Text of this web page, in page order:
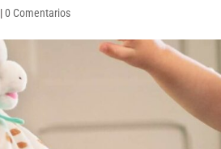
|0 Comentarios